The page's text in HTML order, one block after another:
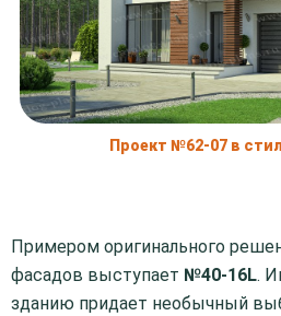
Проект №62-07 в
Примером оригинального
фасадов выступает №40-16L.
зданию придает необычный